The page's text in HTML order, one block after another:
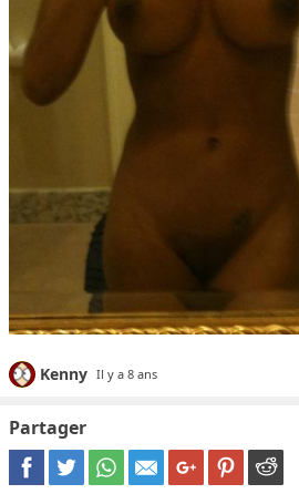
Kenny Il y a 8 ans
Partager